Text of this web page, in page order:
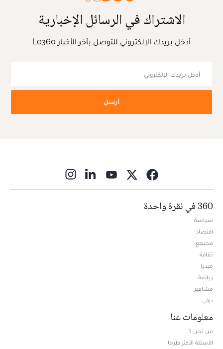
الاشتراك في الرسائل الإخبارية
أدخل بريدك الإلكتروني للتوصل بآخر الأخبار Le360
أرسل
360 في نقرة واحدة
سياسة
اقتصاد
مجتمع
ثقافة
ميديا
رياضة
مشاهير
دولي
معلومات عنا
من نحن ؟
الأسئلة الأكثر طرحا